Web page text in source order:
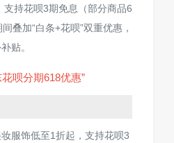
支持花呗3期免息（部分商品6
叠加“白条+花呗”双重优惠，
贴。
呗分期618优惠”
服饰低至1折起，支持花呗3